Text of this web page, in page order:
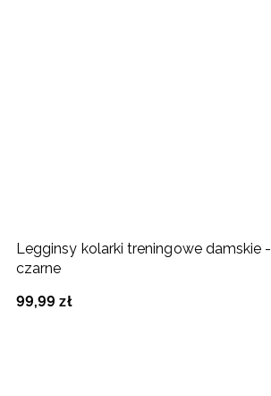
Legginsy kolarki treningowe damskie -
czarne
99,99 zł